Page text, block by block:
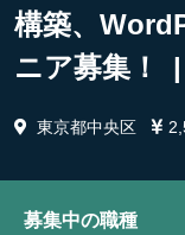
構築、
ニア募集！
東京都中央区
募集中の職種